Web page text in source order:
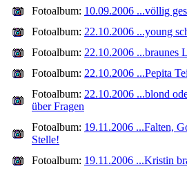
Fotoalbum: 10.09.2006 ...völlig
Fotoalbum: 22.10.2006 ...young
Fotoalbum: 22.10.2006 ...braunes
Fotoalbum: 22.10.2006 ...Pepita
Fotoalbum: 22.10.2006 ...blond
über Fragen
Fotoalbum: 19.11.2006 ...Falten,
Stelle!
Fotoalbum: 19.11.2006 ...Kristin